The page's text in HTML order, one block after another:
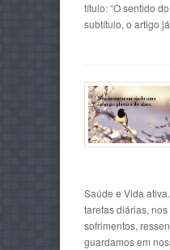
título: “O sentido
subtítulo, o artigo
Saúde e Vida
tarefas diárias,
sofrimentos,
guardamos em